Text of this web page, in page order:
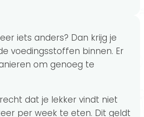
iets anders? Dan krijg je
voedingsstoffen binnen. Er
om genoeg te
dat je lekker vindt niet
per week te eten. Dit geldt